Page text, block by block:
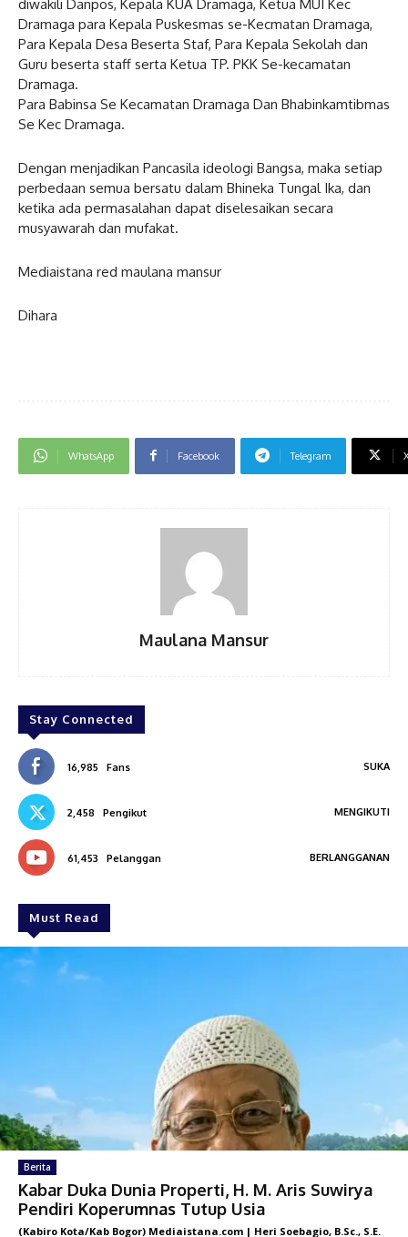
diwakili Danpos, Kepala KUA Dramaga, Ketua MUI Kec
Dramaga para Kepala Puskesmas se-Kecmatan Dramaga,
Para Kepala Desa Beserta Staf, Para Kepala Sekolah dan
Guru beserta staff serta Ketua TP. PKK Se-kecamatan
Dramaga.
Para Babinsa Se Kecamatan Dramaga Dan Bhabinkamtibmas
Se Kec Dramaga.
Dengan menjadikan Pancasila ideologi Bangsa, maka setiap
perbedaan semua bersatu dalam Bhineka Tungal Ika, dan
ketika ada permasalahan dapat diselesaikan secara
musyawarah dan mufakat.
Mediaistana red maulana mansur
Dihara
WhatsApp Facebook Telegram
Maulana Mansur
Stay Connected
16,985 Fans SUKA
2,458 Pengikut MENGIKUTI
61,453 Pelanggan BERLANGGANAN
Must Read
Berita
Kabar Duka Dunia Properti, H. M. Aris Suwirya
Pendiri Koperumnas Tutup Usia
(Kabiro Kota/Kab Bogor) Mediaistana.com | Heri Soebagio, B.Sc., S.E.